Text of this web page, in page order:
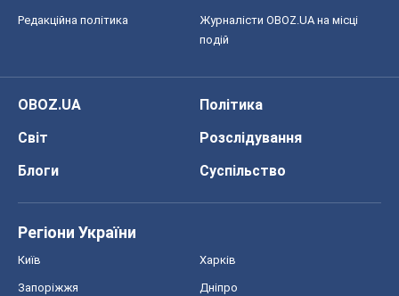
Редакційна політика
Журналісти OBOZ.UA на місці
подій
OBOZ.UA
Політика
Світ
Розслідування
Блоги
Суспільство
Регіони України
Київ Харків
Запоріжжя Дніпро